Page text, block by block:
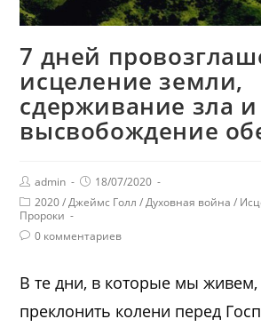
7 дней
исцеление земли,
сдерживание зла и
высвобождение
admin
18/07/2020
2020 / Джеймс Голл / Духовная война /
Пророки
0 комментариев
В те дни, в которые мы
преклонить колени перед